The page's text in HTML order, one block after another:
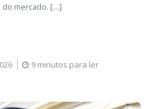
do mercado. […]
9 minutos para ler